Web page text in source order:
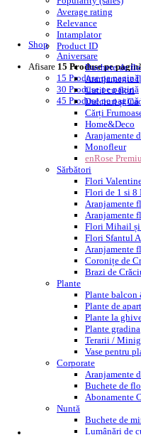
Shop
Aniversare
Buchete de
Aranjamente
Cutii cu flori
Dulciuri și
Cărți
Home&Deco
Aranjamente
Monofleur
enRose
Sărbători
Flori
Flori de 1 si 8
Aranjamente
Aranjamente
Flori Mihail
Flori Sfantul
Aranjamente
Coronițe de
Brazi de
Plante
Plante balcon
Plante de
Plante la
Plante gradina
Terarii /
Vase pentru
Corporate
Aranjamente
Buchete de
Abonamente
Nuntă
Buchete de
Lumânări de
Average rating
Relevance
Intamplator
Product ID
Afisare 15 Produse pe
15 Produse pe pagină
30 Produse pe pagină
45 Produse pe pagină
Masă albă de
Citește mai mult
Plante balcon & terasa
Plante gradina
Plante la ghiveci
Plante de apartament
Terarii / Minigrădini
Buchete de mireasă / nașă
Lumânări de cununie
Aranjamente florale de
Corsaje
Coronite florale